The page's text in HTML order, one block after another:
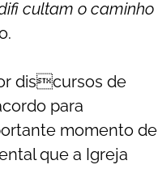
cultam o caminho
discursos de
para
momento de
que a Igreja